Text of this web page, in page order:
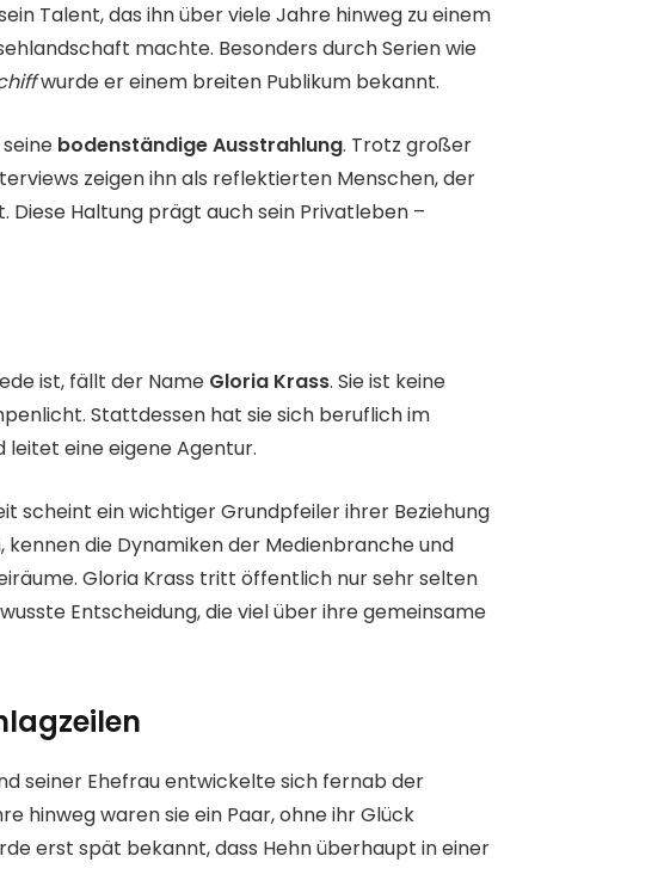
Talent, das ihn über viele Jahre hinweg zu einem
machte. Besonders durch Serien wie
wurde er einem breiten Publikum bekannt.
bodenständige Ausstrahlung. Trotz großer
zeigen ihn als reflektierten Menschen, der
Haltung prägt auch sein Privatleben –
ist, fällt der Name Gloria Krass. Sie ist keine
Stattdessen hat sie sich beruflich im
leitet eine eigene Agentur.
scheint ein wichtiger Grundpfeiler ihrer Beziehung
kennen die Dynamiken der Medienbranche und
Gloria Krass tritt öffentlich nur sehr selten
Entscheidung, die viel über ihre gemeinsame
seiner Ehefrau entwickelte sich fernab der
hinweg waren sie ein Paar, ohne ihr Glück
erst spät bekannt, dass Hehn überhaupt in einer